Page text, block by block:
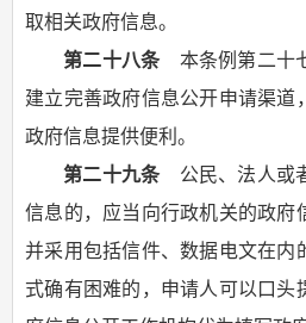
取相关政府信息。
第二十八条本条例第二十
建立完善政府信息公开申请渠道
政府信息提供便利。
第二十九条公民、法人或
信息的，应当向行政机关的政府
并采用包括信件、数据电文在内
式确有困难的，申请人可以口头